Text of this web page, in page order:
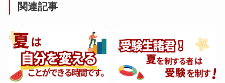
関連記事